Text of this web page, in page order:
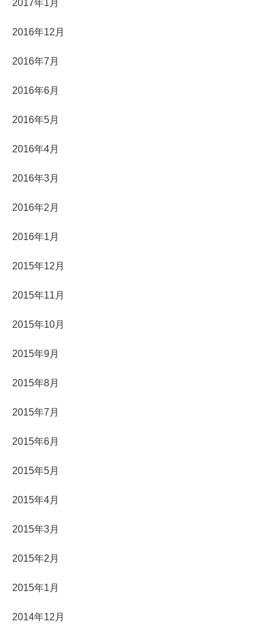
2017年1月
2016年12月
2016年7月
2016年6月
2016年5月
2016年4月
2016年3月
2016年2月
2016年1月
2015年12月
2015年11月
2015年10月
2015年9月
2015年8月
2015年7月
2015年6月
2015年5月
2015年4月
2015年3月
2015年2月
2015年1月
2014年12月